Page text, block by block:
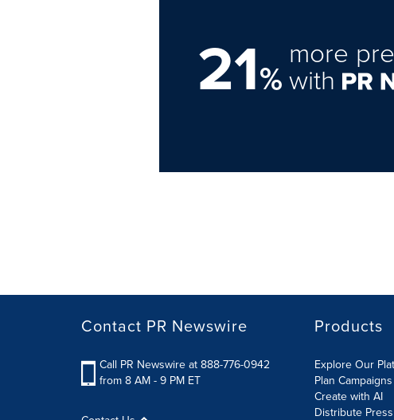
21%
more
with
Contact PR Newswire
Call PR Newswire at 888-776-0942
from 8 AM - 9 PM ET
Products
Explore Our
Plan Campaigns
Create with AI
Distribute